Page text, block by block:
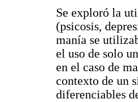
Se exploró la
(psicosis,
manía se
el uso de solo
en el caso de
contexto de un
diferenciables